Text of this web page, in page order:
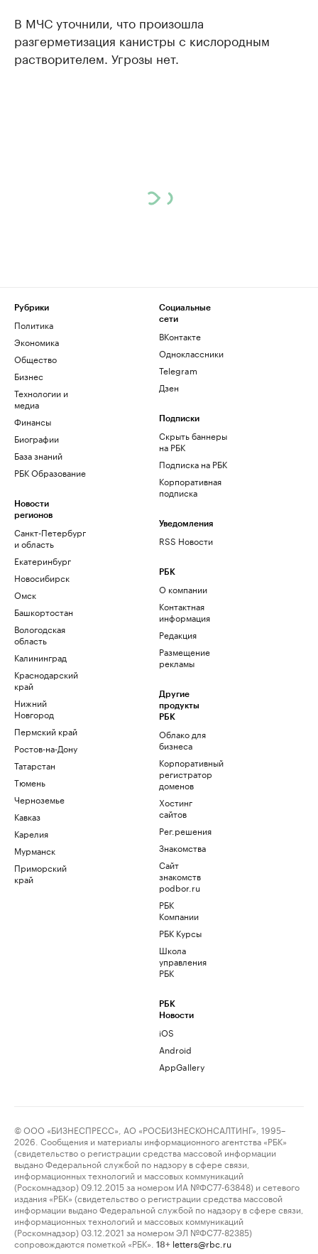
В МЧС уточнили, что произошла
разгерметизация канистры с кислородным
растворителем. Угрозы нет.
Рубрики
Политика
Экономика
Общество
Бизнес
Технологии и
медиа
Финансы
Биографии
База знаний
РБК Образование
Новости
регионов
Санкт-Петербург
и область
Екатеринбург
Новосибирск
Омск
Башкортостан
Вологодская
область
Калининград
Краснодарский
край
Нижний
Новгород
Пермский край
Ростов-на-Дону
Татарстан
Тюмень
Черноземье
Кавказ
Карелия
Мурманск
Приморский
край
Социальные
сети
ВКонтакте
Одноклассники
Telegram
Дзен
Подписки
Скрыть баннеры
на РБК
Подписка на РБК
Корпоративная
подписка
Уведомления
RSS Новости
РБК
О компании
Контактная
информация
Редакция
Размещение
рекламы
Другие
продукты
РБК
Облако для
бизнеса
Корпоративный
регистратор
доменов
Хостинг
сайтов
Рег.решения
Знакомства
Сайт
знакомств
podbor.ru
РБК
Компании
РБК Курсы
Школа
управления
РБК
РБК
Новости
iOS
Android
AppGallery
© ООО «БИЗНЕСПРЕСС», АО «РОСБИЗНЕСКОНСАЛТИНГ», 1995–
2026. Сообщения и материалы информационного агентства «РБК»
(свидетельство о регистрации средства массовой информации
выдано Федеральной службой по надзору в сфере связи,
информационных технологий и массовых коммуникаций
(Роскомнадзор) 09.12.2015 за номером ИА №ФС77-63848) и сетевого
издания «РБК» (свидетельство о регистрации средства массовой
информации выдано Федеральной службой по надзору в сфере связи,
информационных технологий и массовых коммуникаций
(Роскомнадзор) 03.12.2021 за номером ЭЛ №ФС77-82385)
сопровождаются пометкой «РБК».
18+ letters@rbc.ru